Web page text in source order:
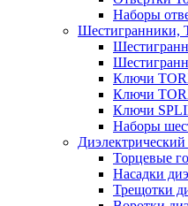
Наборы
Шестигранники,
Ключи
Ключи
Ключи
Наборы
Торцевые
Насадки
Трещотки